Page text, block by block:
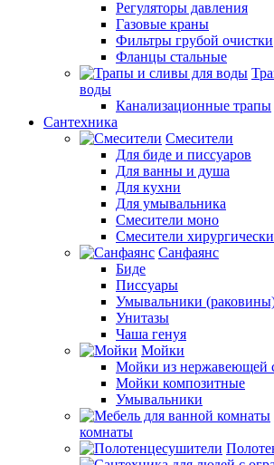
Регуляторы давления
Газовые краны
Фильтры грубой очистки
Фланцы стальные
воды
Канализационные трапы
Сантехника
Смесители
Для биде и писсуаров
Для ванны и душа
Для кухни
Для умывальника
Смесители моно
Смесители
Санфаянс
Биде
Писсуары
Умывальники
Унитазы
Чаша генуя
Мойки
Мойки из нержавеющей
Мойки композитные
Умывальники
комнаты